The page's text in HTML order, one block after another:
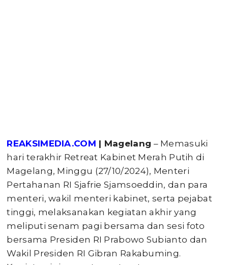
REAKSIMEDIA.COM | Magelang – Memasuki
hari terakhir Retreat Kabinet Merah Putih di
Magelang, Minggu (27/10/2024), Menteri
Pertahanan RI Sjafrie Sjamsoeddin, dan para
menteri, wakil menteri kabinet, serta pejabat
tinggi, melaksanakan kegiatan akhir yang
meliputi senam pagi bersama dan sesi foto
bersama Presiden RI Prabowo Subianto dan
Wakil Presiden RI Gibran Rakabuming.